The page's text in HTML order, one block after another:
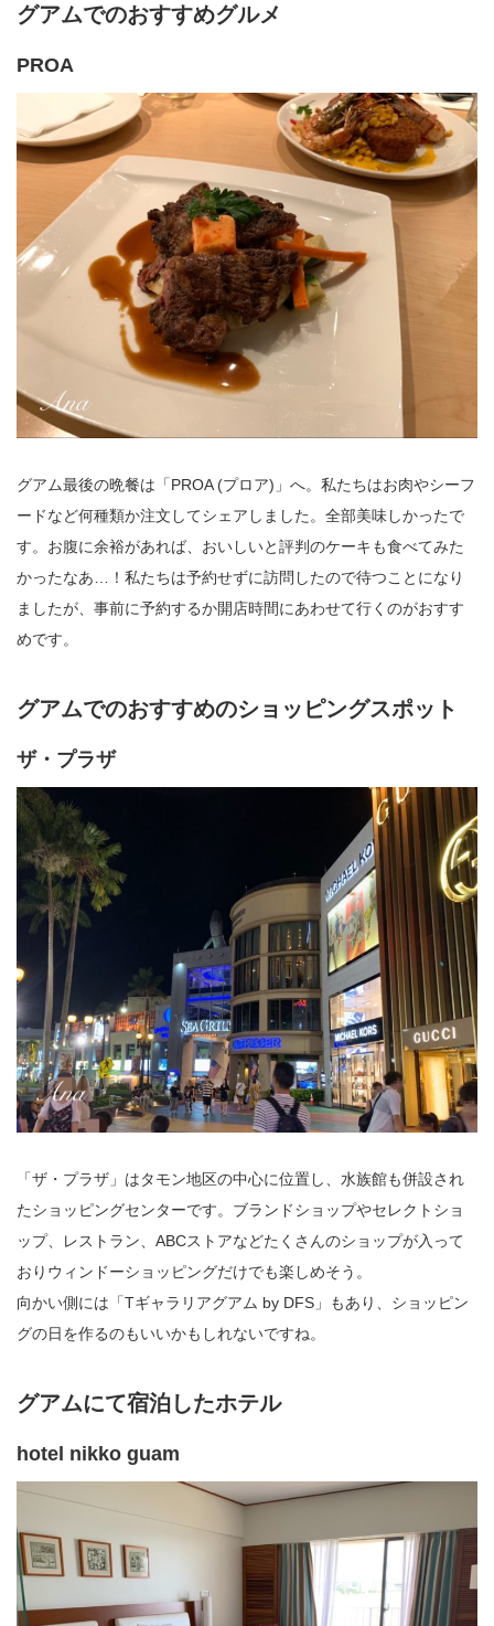
グアムでのおすすめグルメ
PROA
グアム最後の晩餐は「PROA (プロア)」へ。私たちはお肉やシーフ
ードなど何種類か注文してシェアしました。全部美味しかったで
す。お腹に余裕があれば、おいしいと評判のケーキも食べてみた
かったなあ…！私たちは予約せずに訪問したので待つことになり
ましたが、事前に予約するか開店時間にあわせて行くのがおすす
めです。
グアムでのおすすめのショッピングスポット
ザ・プラザ
「ザ・プラザ」はタモン地区の中心に位置し、水族館も併設され
たショッピングセンターです。ブランドショップやセレクトショ
ップ、レストラン、ABCストアなどたくさんのショップが入って
おりウィンドーショッピングだけでも楽しめそう。
向かい側には「Tギャラリアグアム by DFS」もあり、ショッピン
グの日を作るのもいいかもしれないですね。
グアムにて宿泊したホテル
hotel nikko guam